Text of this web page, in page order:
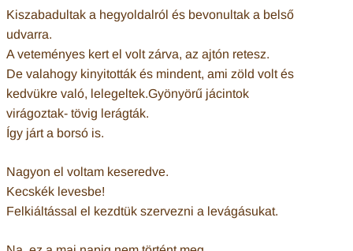
Kiszabadultak a hegyoldalról és bevonultak a belső
udvarra.
A veteményes kert el volt zárva, az ajtón retesz.
De valahogy kinyitották és mindent, ami zöld volt és
kedvükre való, lelegeltek.Gyönyörű jácintok
virágoztak- tövig lerágták.
Így járt a borsó is.
Nagyon el voltam keseredve.
Kecskék levesbe!
Felkiáltással el kezdtük szervezni a levágásukat.